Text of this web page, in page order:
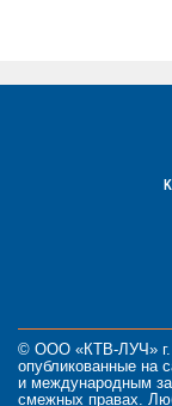
© ООО «КТВ-ЛУЧ» г.
опубликованные на
и международным
смежных правах.